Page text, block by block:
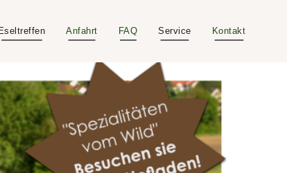
Eseltreffen Anfahrt FAQ Service Kontakt